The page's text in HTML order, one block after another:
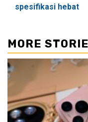
spesifikasi hebat
MORE